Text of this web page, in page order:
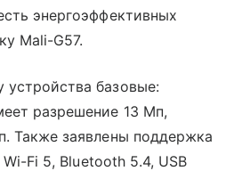
энергоэффективных
Mali-G57.
базовые:
разрешение 13 Мп,
Также заявлены поддержка
Fi 5, Bluetooth 5.4, USB